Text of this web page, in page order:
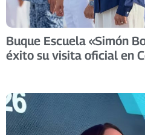
Buque Escuela «Simón
éxito su visita oficial en